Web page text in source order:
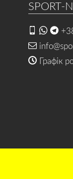
SPORT-
Графік